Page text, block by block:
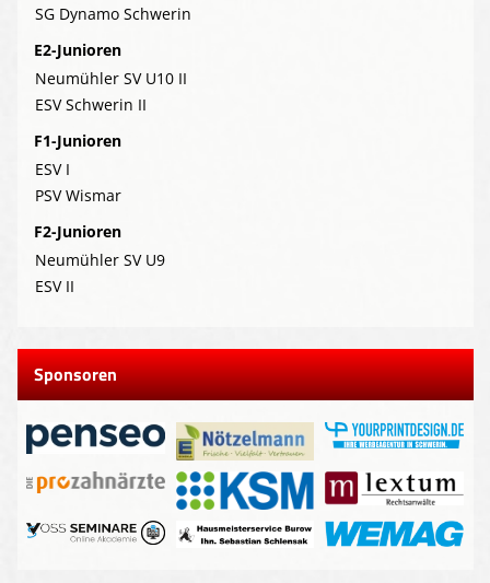
SG Dynamo Schwerin
E2-Junioren
Neumühler SV U10 II
ESV Schwerin II
F1-Junioren
ESV I
PSV Wismar
F2-Junioren
Neumühler SV U9
ESV II
Sponsoren